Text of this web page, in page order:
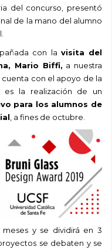
del concurso, presentó
de la mano del alumno
con la visita del
Mario Biffi, a nuestra
con el apoyo de la
es la realización de un
para los alumnos de
, a fines de octubre.
y se dividirá en 3
se debaten y se